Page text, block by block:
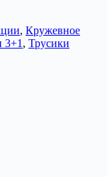
, Кружевное
3+1 , Трусики